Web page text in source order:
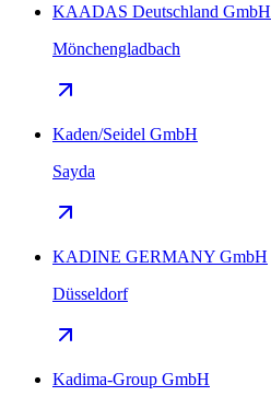
KAADAS Deutschland GmbH
Mönchengladbach
Kaden/Seidel GmbH
Sayda
KADINE GERMANY GmbH
Düsseldorf
Kadima-Group GmbH